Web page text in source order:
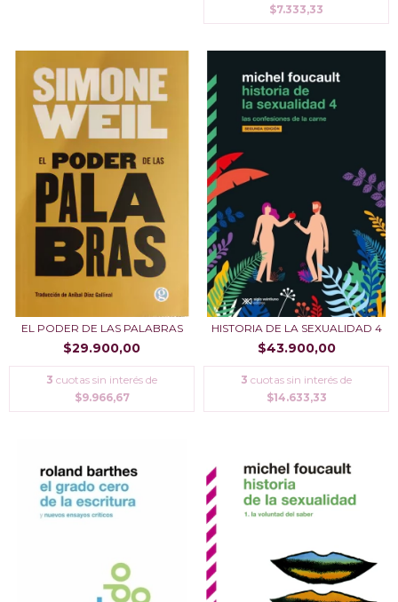
$7.333,33
EL PODER DE LAS PALABRAS
$29.900,00
3 cuotas sin interés de
$9.966,67
HISTORIA DE LA SEXUALIDAD 4
$43.900,00
3 cuotas sin interés de
$14.633,33